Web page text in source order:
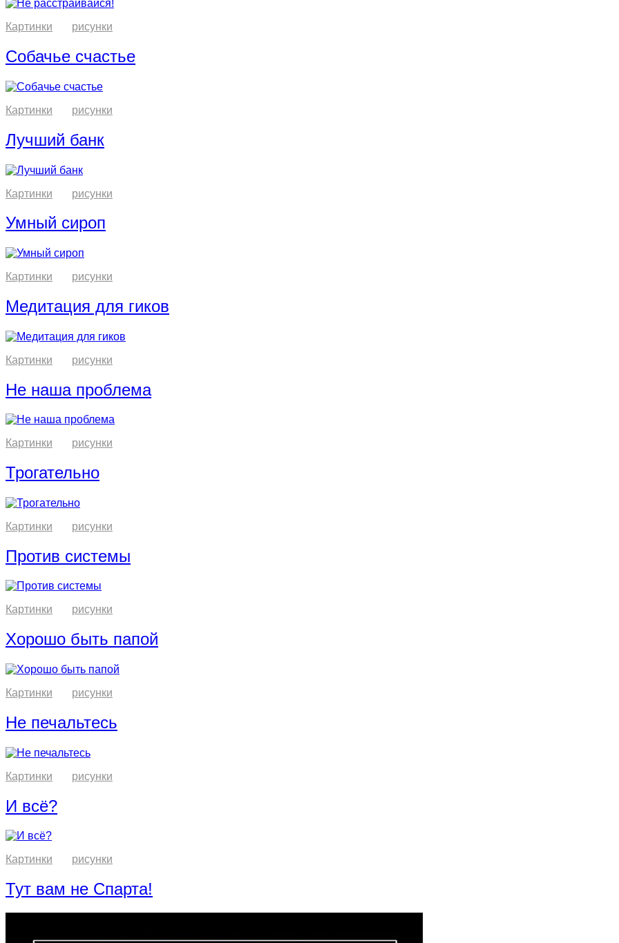
Картинки рисунки
Собачье счастье
Картинки рисунки
Лучший банк
Картинки рисунки
Умный сироп
Картинки рисунки
Медитация для гиков
Картинки рисунки
Не наша проблема
Картинки рисунки
Трогательно
Картинки рисунки
Против системы
Картинки рисунки
Хорошо быть папой
Картинки рисунки
Не печальтесь
Картинки рисунки
И всё?
Картинки рисунки
Тут вам не Спарта!